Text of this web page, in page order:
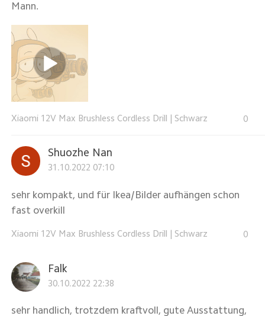
Mann.
Xiaomi 12V Max Brushless Cordless Drill Schwarz 0
Shuozhe Nan
31.10.2022 07:10
sehr kompakt, und für Ikea/Bilder aufhängen schon
fast overkill
Xiaomi 12V Max Brushless Cordless Drill Schwarz 0
Falk
30.10.2022 22:38
sehr handlich, trotzdem kraftvoll, gute Ausstattung,